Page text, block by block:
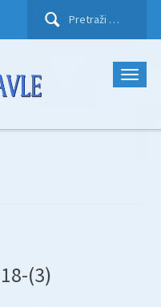
Pretraži:
(3)